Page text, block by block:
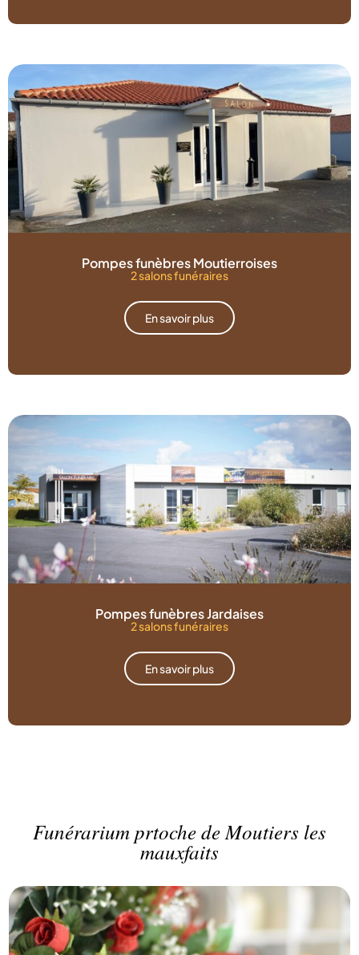
Pompes funèbres Moutierroises
2 salons funéraires
En savoir plus
Pompes funèbres Jardaises
2 salons funéraires
En savoir plus
Funérarium prtoche de Moutiers les
mauxfaits